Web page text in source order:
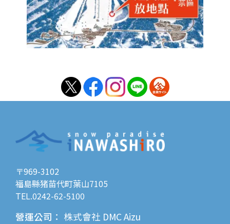
〒969-3102
福島縣猪苗代町葉山7105
TEL.0242-62-5100
營運公司 ： 株式會社 DMC Aizu